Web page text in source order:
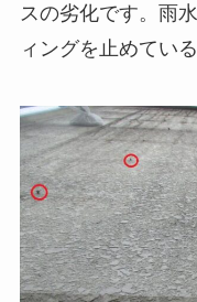
スの劣化です。雨
ィングを止めてい